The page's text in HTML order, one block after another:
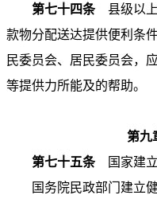
第七十四条县级以上
款物分配送达提供便利条
民委员会、居民委员会，
等提供力所能及的帮助。
第
第七十五条国家建立
国务院民政部门建立